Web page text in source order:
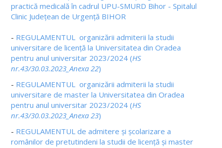
practică medicală în cadrul UPU-SMURD Bihor - Spitalul
Clinic Județean de Urgență BIHOR
- REGULAMENTUL organizării admiterii la studii
universitare de licență la Universitatea din Oradea
pentru anul universitar 2023/2024 (HS
nr.43/30.03.2023_Anexa 22)
- REGULAMENTUL organizării admiterii la studii
universitare de master la Universitatea din Oradea
pentru anul universitar 2023/2024 (HS
nr.43/30.03.2023_Anexa 23)
- REGULAMENTUL de admitere și școlarizare a
românilor de pretutindeni la studii de licență și master